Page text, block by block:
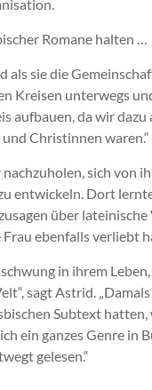
Romane halten …
sie die
Kreisen unterwegs
aufbauen, da wir
Christinnen waren.“
sich von
entwickeln. Dort
über
ebenfalls verliebt
in ihrem
sagt Astrid.
Subtext
ein ganzes Genre
gelesen.“